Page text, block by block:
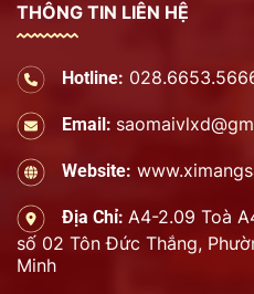
THÔNG TIN LIÊN HỆ
Hotline:
Email:
Website:
Địa Chỉ: A4-2.09 Toà
số 02 Tôn Đức Thắng,
Minh